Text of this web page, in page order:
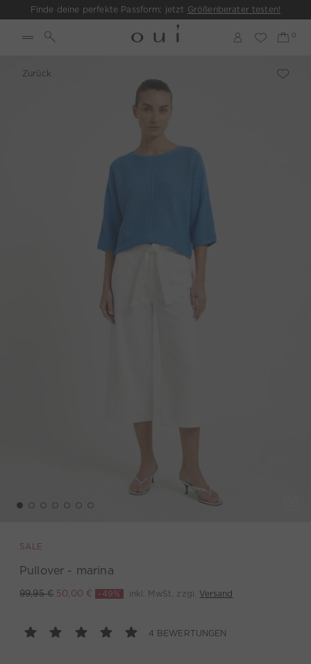
Finde deine perfekte Passform: jetzt Größenberater testen!
Zurück
SALE
Pullover - marina
99,95 € 50,00 € -49% inkl. MwSt. zzgl. Versand
4 BEWERTUNGEN